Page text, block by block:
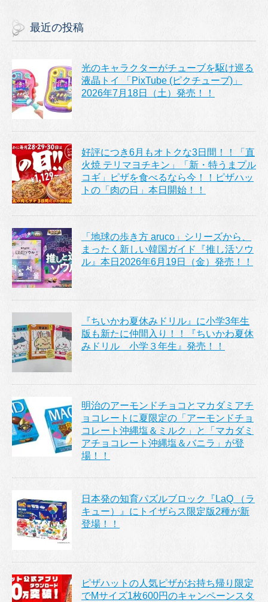
最近の投稿
光のキャラクターがチューブを駆け巡る
液晶トイ 「PixTube (ピクチューブ)」
2026年7月18日（土）発売！！
好評につき6月もオトクな3日間！！「直
火焼 テリマヨチキン」「新・特うまプル
コギ」ピザを食べるなら今！！ピザハッ
トの「肉の日」本日開始！！
「地球の歩き方 aruco」シリーズから、
まったく新しい韓国ガイド『推し活ソウ
ル』本日2026年6月19日（金）発売！！
『ちいかわ夏休みドリル』に小学3年生
版も新たに仲間入り！！『ちいかわ夏休
みドリル 小学３年生』発売！！
明治のアーモンドチョコとマカダミアチ
ョコレートに夏限定の「アーモンドチョ
コレート沖縄塩＆ミルク」と「マカダミ
アチョコレート沖縄塩＆バニラ」が登
場！！
日本発の知育パズルブロック『LaQ （ラ
キュー）』にトイザらス限定版2種が新
登場！！
ピザハットの人気ピザがお持ち帰り限定
でMサイズ1枚600円のキャンペーンスタ